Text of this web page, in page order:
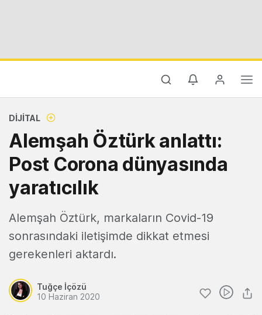
DIJITAL
Alemşah Öztürk anlattı:
Post Corona dünyasında
yaratıcılık
Alemşah Öztürk, markaların Covid-19
sonrasındaki iletişimde dikkat etmesi
gerekenleri aktardı.
Tuğçe İçözü
10 Haziran 2020